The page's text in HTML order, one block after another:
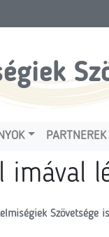
PARTNEREK
imával
Szövetsége